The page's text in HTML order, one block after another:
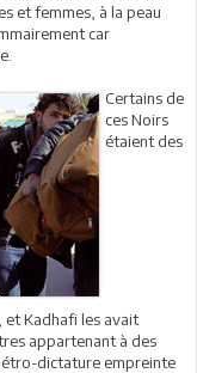
et femmes, à la peau
car
Certains de
ces Noirs
étaient des
et Kadhafi les avait
appartenant à des
dictature empreinte